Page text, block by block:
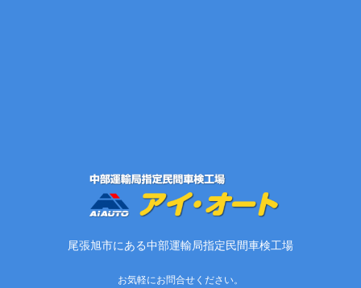
尾張旭市にある中部運輸局指定民間車検工場
お気軽にお問合せください。